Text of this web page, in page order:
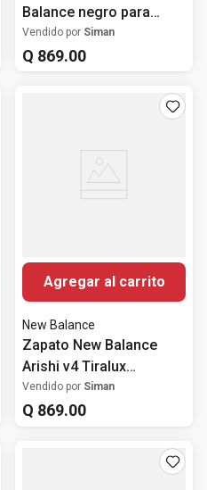
Balance negro para
hombre
Vendido por Siman
Q 869.00
Agregar al carrito
New Balance
Zapato New Balance
Arishi v4 Tiralux
deportivo café para
hombre
Vendido por Siman
Q 869.00